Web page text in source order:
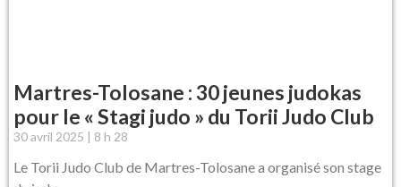
Martres-Tolosane : 30 jeunes judokas
pour le « Stagi judo » du Torii Judo Club
30 avril 2025 8 h 28
Le Torii Judo Club de Martres-Tolosane a organisé son stage